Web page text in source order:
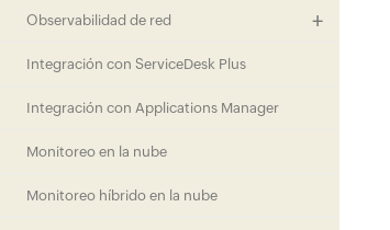
Observabilidad de red
Integración con ServiceDesk Plus
Integración con Applications Manager
Monitoreo en la nube
Monitoreo híbrido en la nube